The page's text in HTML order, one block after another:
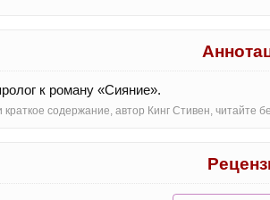
к роману «Сияние».
содержание, автор Кинг Стивен, читайте